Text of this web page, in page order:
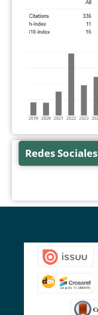
Redes Sociales